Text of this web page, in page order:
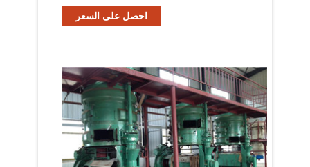
احصل على السعر